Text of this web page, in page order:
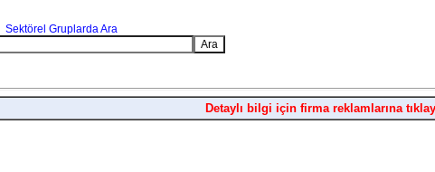
Sektörel Gruplarda Ara
Detaylı bilgi için firma reklamlarına